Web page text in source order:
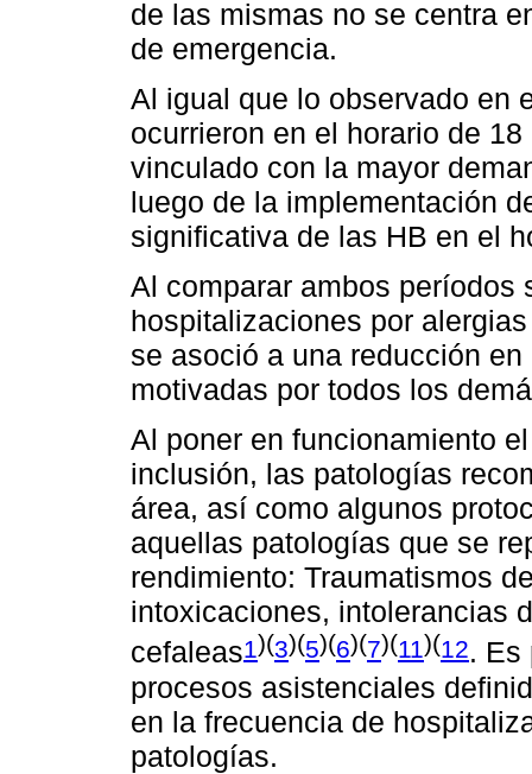
de las mismas no se centra
de emergencia.
Al igual que lo observado en
ocurrieron en el horario de
vinculado con la mayor
luego de la implementación
significativa de las HB en el
Al comparar ambos períodos
hospitalizaciones por
se asoció a una reducción
motivadas por todos los
Al poner en funcionamiento
inclusión, las patologías
área, así como algunos
aquellas patologías que se
rendimiento: Traumatismos
intoxicaciones, intolerancias
cefaleas1)(3)(5)(6)(7)(11)(12. Es
procesos asistenciales
en la frecuencia de
patologías.